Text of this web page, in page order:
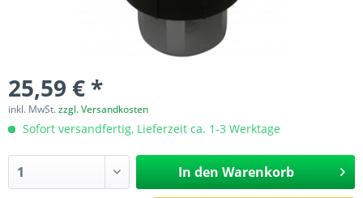
25,59 € *
inkl. MwSt.zzgl. Versandkosten
Sofort versandfertig, Lieferzeit ca. 1-3 Werktage
In den Warenkorb